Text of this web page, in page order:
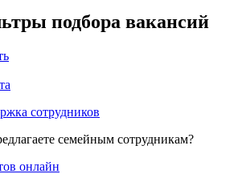
подбора вакансий
сотрудников
семейным сотрудникам?
онлайн